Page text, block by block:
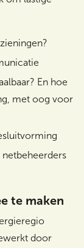
En hoe
met oog voor
te maken
door